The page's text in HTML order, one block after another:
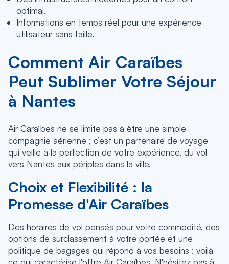
optimal.
Informations en temps réel pour une expérience
utilisateur sans faille.
Comment Air Caraïbes
Peut Sublimer Votre Séjour
à Nantes
Air Caraïbes ne se limite pas à être une simple
compagnie aérienne ; c’est un partenaire de voyage
qui veille à la perfection de votre expérience, du vol
vers Nantes aux périples dans la ville.
Choix et Flexibilité : la
Promesse d'Air Caraïbes
Des horaires de vol pensés pour votre commodité, des
options de surclassement à votre portée et une
politique de bagages qui répond à vos besoins : voilà